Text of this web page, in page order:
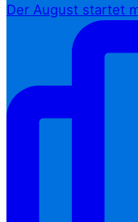
Der August startet